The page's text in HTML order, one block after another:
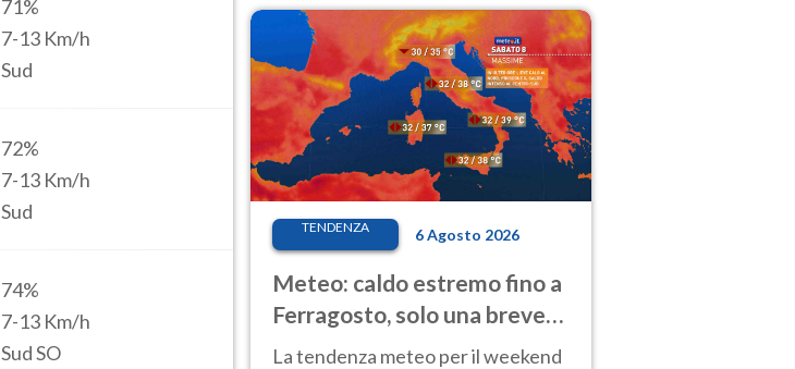
71%
7-13 Km/h
Sud
72%
7-13 Km/h
Sud
74%
7-13 Km/h
Sud SO
anche al Nord.
TENDENZA 6 Agosto 2026
Meteo: caldo estremo fino a
Ferragosto, solo una breve
pausa. Ecco dove
La tendenza meteo per il weekend